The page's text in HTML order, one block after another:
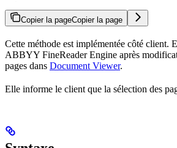
Copier la pageCopier la page
Cette méthode est implémentée côté client.
ABBYY FineReader Engine après
pages dans Document Viewer.
Elle informe le client que la sélection des